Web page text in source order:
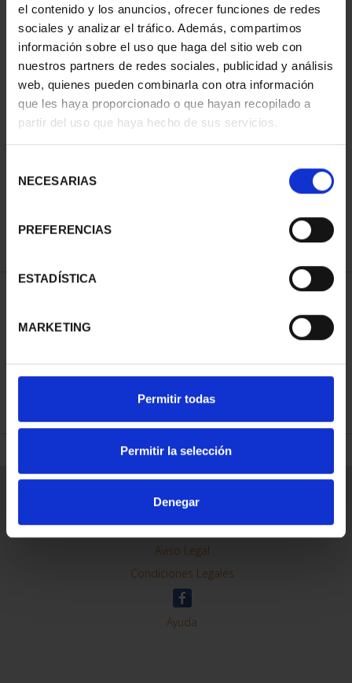
el contenido y los anuncios, ofrecer funciones de redes
sociales y analizar el tráfico. Además, compartimos
información sobre el uso que haga del sitio web con
nuestros partners de redes sociales, publicidad y análisis
web, quienes pueden combinarla con otra información
que les haya proporcionado o que hayan recopilado a
partir del uso que haya hecho de sus servicios.
NECESARIAS
PREFERENCIAS
ESTADÍSTICA
MARKETING
Permitir todas
Permitir la selección
Denegar
73,00 €
REFINAR
Contacto
Preguntas Frequentes (FAQs)
Aviso Legal
Condiciones Legales
Ayuda